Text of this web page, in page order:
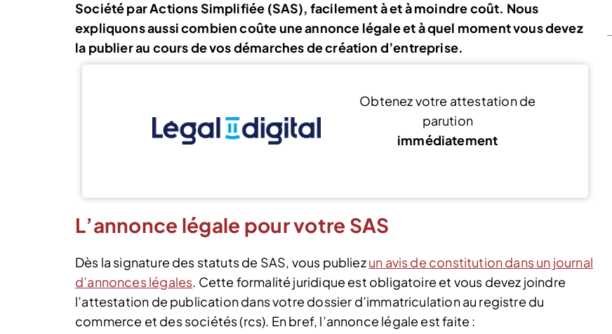
Société par Actions Simplifiée (SAS), facilement à et à moindre coût. Nous
expliquons aussi combien coûte une annonce légale et à quel moment vous devez
la publier au cours de vos démarches de création d’entreprise.
Obtenez votre attestation de
parution
immédiatement
L’annonce légale pour votre SAS
Dès la signature des statuts de SAS, vous publiezun avis de constitution dans un journal
d’annonces légales. Cette formalité juridique est obligatoire et vous devez joindre
l’attestation de publication dans votre dossier d’immatriculation au registre du
commerce et des sociétés (rcs). En bref, l’annonce légale est faite :